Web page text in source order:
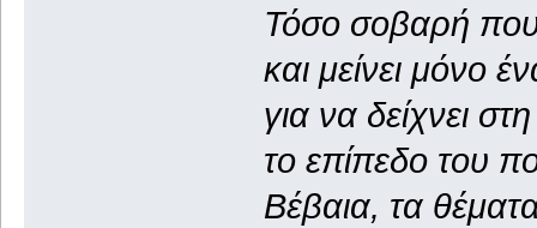
Τόσο σοβαρή που
και μείνει μόνο
για να δείχνει
το επίπεδο του
Βέβαια, τα